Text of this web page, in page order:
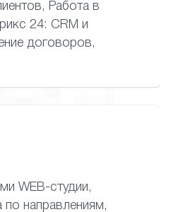
Работа в
24: CRM и
договоров,
WEB-студии,
направлениям,